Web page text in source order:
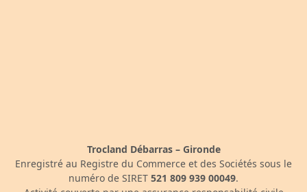
Trocland Débarras – Gironde
Enregistré au Registre du Commerce et des Sociétés sous le
numéro de SIRET 521 809 939 00049.